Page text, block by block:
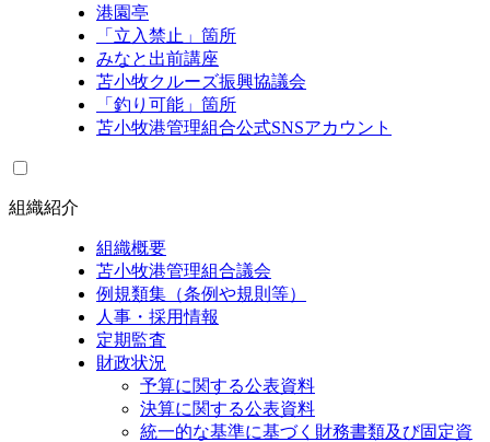
港園亭
「立入禁止」箇所
みなと出前講座
苫小牧クルーズ振興協議会
「釣り可能」箇所
苫小牧港管理組合公式SNSアカウント
組織紹介
組織概要
苫小牧港管理組合議会
例規類集（条例や規則等）
人事・採用情報
定期監査
財政状況
予算に関する公表資料
決算に関する公表資料
統一的な基準に基づく財務書類及び固定資